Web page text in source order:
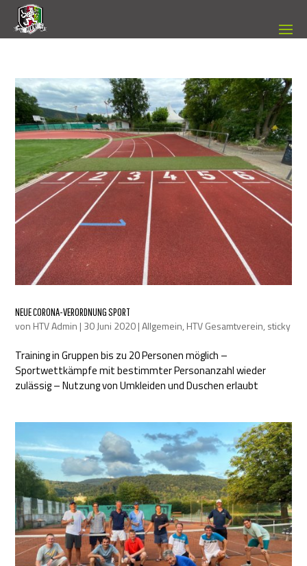
NEUE CORONA-VERORDNUNG SPORT
von HTV Admin | 30 Juni 2020|Allgemein, HTV Gesamtverein, sticky
Training in Gruppen bis zu 20 Personen möglich –
Sportwettkämpfe mit bestimmter Personanzahl wieder
zulässig – Nutzung von Umkleiden und Duschen erlaubt